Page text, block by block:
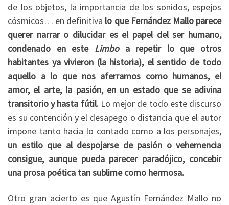
de los objetos, la importancia de los sonidos, espejos
cósmicos… en definitiva lo que Fernández Mallo parece
querer narrar o dilucidar es el papel del ser humano,
condenado en este Limboa repetir lo que otros
habitantes ya vivieron (la historia), el sentido de todo
aquello a lo que nos aferramos como humanos, el
amor, el arte, la pasión, en un estado que se adivina
transitorio y hasta fútil.Lo mejor de todo este discurso
es su contención y el desapego o distancia que el autor
impone tanto hacia lo contado como a los personajes,
un estilo que al despojarse de pasión o vehemencia
consigue, aunque pueda parecer paradójico, concebir
una prosa poética tan sublime como hermosa.
Otro gran acierto es que Agustín Fernández Mallo no